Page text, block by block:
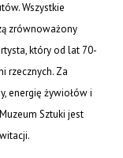
Wszystkie
zrównoważony
który od lat 70-
rzecznych. Za
energię żywiołów i
Sztuki jest